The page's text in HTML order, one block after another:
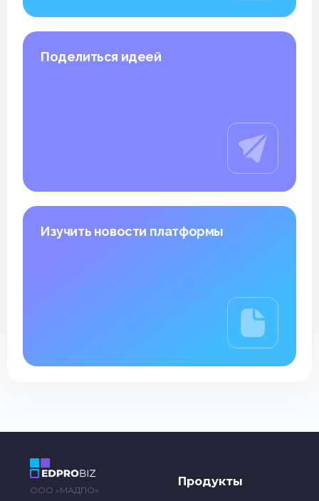
Поделиться идеей
Изучить новости платформы
ООО «МАДПО»
Продукты